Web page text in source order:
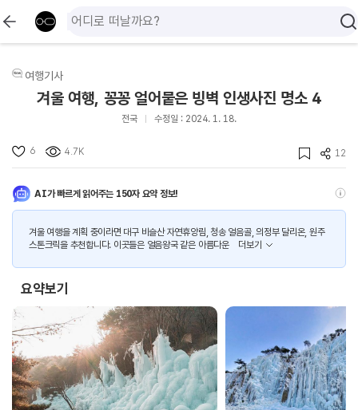
여행기사
겨울 여행, 꽁꽁 얼어붙은 빙벽 인생사진 명소 4
전국 수정일 : 2024. 1. 18.
6 4.7K 12
AI가 빠르게 읽어주는 150자 요약 정보!
겨울 여행을 계획 중이라면 대구 비슬산 자연휴양림, 청송 얼음골, 의정부 달리온, 원주
스톤크릭을 추천합니다. 이곳들은 얼음왕국 같은 아름다운
더보기
요약보기